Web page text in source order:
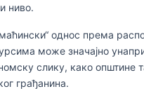
ниво.
однос према
може значајно
слику, како општине
грађанина.